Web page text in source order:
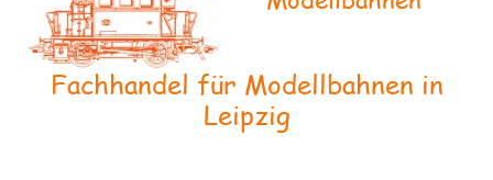
Fachhandel für Modellbahnen in
Leipzig